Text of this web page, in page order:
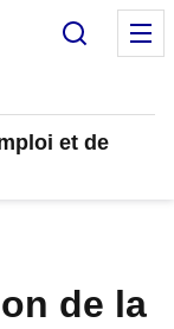
et de
de la